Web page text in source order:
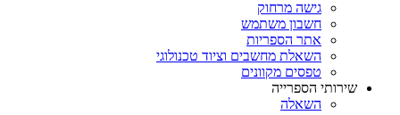
גישה מרחוק
חשבון משתמש
אתר הספריות
השאלת מחשבים וציוד טכנולוגי
טפסים מקוונים
שירותי הספרייה
השאלה